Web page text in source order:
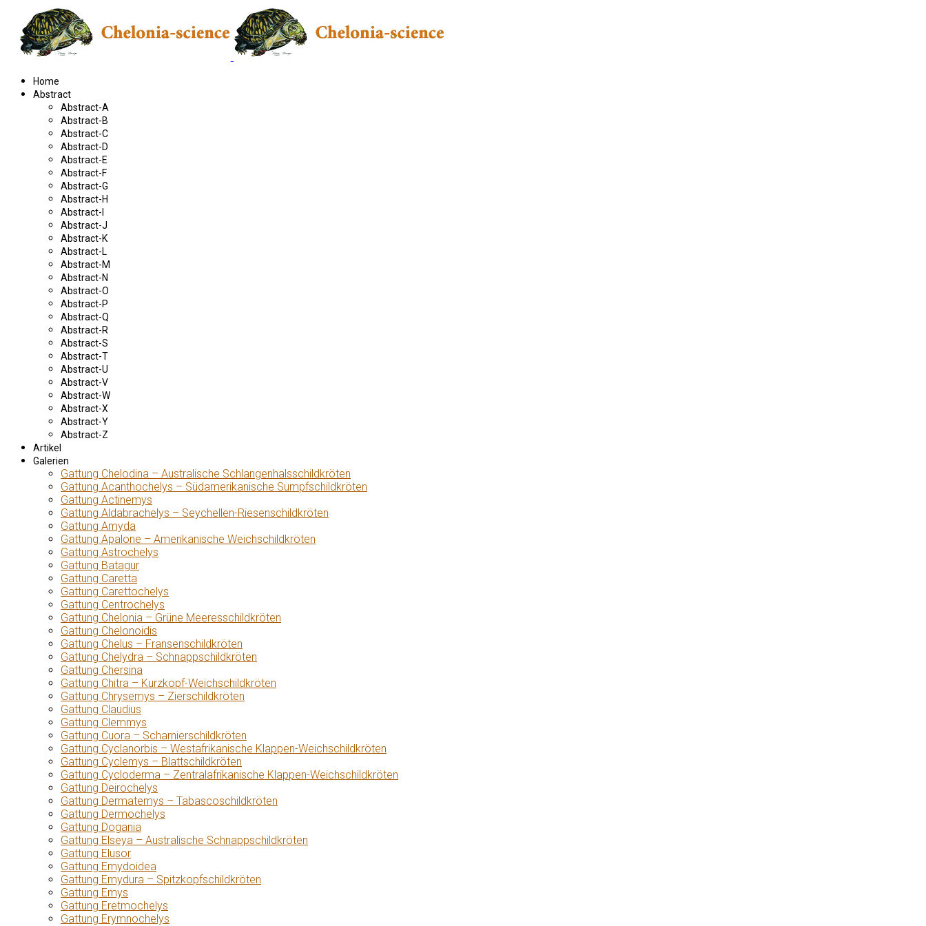
Home
Abstract
Abstract-A
Abstract-B
Abstract-C
Abstract-D
Abstract-E
Abstract-F
Abstract-G
Abstract-H
Abstract-I
Abstract-J
Abstract-K
Abstract-L
Abstract-M
Abstract-N
Abstract-O
Abstract-P
Abstract-Q
Abstract-R
Abstract-S
Abstract-T
Abstract-U
Abstract-V
Abstract-W
Abstract-X
Abstract-Y
Abstract-Z
Artikel
Galerien
Gattung Chelodina – Australische Schlangenhalsschildkröten
Gattung Acanthochelys – Südamerikanische Sumpfschildkröten
Gattung Actinemys
Gattung Aldabrachelys – Seychellen-Riesenschildkröten
Gattung Amyda
Gattung Apalone – Amerikanische Weichschildkröten
Gattung Astrochelys
Gattung Batagur
Gattung Caretta
Gattung Carettochelys
Gattung Centrochelys
Gattung Chelonia – Grüne Meeresschildkröten
Gattung Chelonoidis
Gattung Chelus – Fransenschildkröten
Gattung Chelydra – Schnappschildkröten
Gattung Chersina
Gattung Chitra – Kurzkopf-Weichschildkröten
Gattung Chrysemys – Zierschildkröten
Gattung Claudius
Gattung Clemmys
Gattung Cuora – Scharnierschildkröten
Gattung Cyclanorbis – Westafrikanische Klappen-Weichschildkröten
Gattung Cyclemys – Blattschildkröten
Gattung Cycloderma – Zentralafrikanische Klappen-Weichschildkröten
Gattung Deirochelys
Gattung Dermatemys – Tabascoschildkröten
Gattung Dermochelys
Gattung Dogania
Gattung Elseya – Australische Schnappschildkröten
Gattung Elusor
Gattung Emydoidea
Gattung Emydura – Spitzkopfschildkröten
Gattung Emys
Gattung Eretmochelys
Gattung Erymnochelys